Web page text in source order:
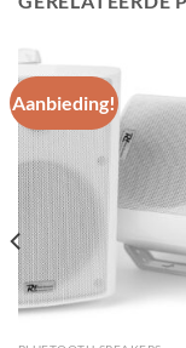
Aanbieding!